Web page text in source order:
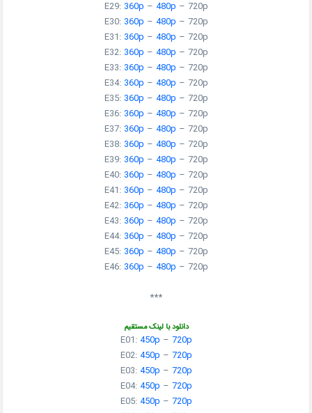
E29: 360p – 480p – 720p
E30: 360p – 480p – 720p
E31: 360p – 480p – 720p
E32: 360p – 480p – 720p
E33: 360p – 480p – 720p
E34: 360p – 480p – 720p
E35: 360p – 480p – 720p
E36: 360p – 480p – 720p
E37: 360p – 480p – 720p
E38: 360p – 480p – 720p
E39: 360p – 480p – 720p
E40: 360p – 480p – 720p
E41: 360p – 480p – 720p
E42: 360p – 480p – 720p
E43: 360p – 480p – 720p
E44: 360p – 480p – 720p
E45: 360p – 480p – 720p
E46: 360p – 480p – 720p
***
دانلود با لینک مستقیم
E01:450p – 720p
E02:450p – 720p
E03:450p – 720p
E04:450p – 720p
E05:450p – 720p